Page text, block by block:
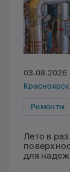
03.08.2026
Ремонты
Лето в
для